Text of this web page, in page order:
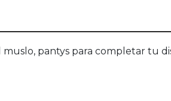
pantys para completar tu